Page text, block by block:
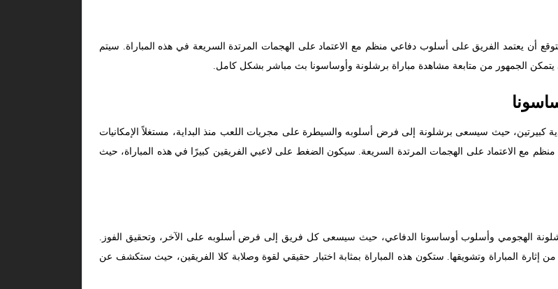
أن يعتمد الفريق على أسلوب دفاعي منظم مع الاعتماد على الهجمات المرتدة السريعة في هذه المباراة. سيتم
يتمكن الجمهور من متابعة مشاهدة مباراة برشلونة وأوساسونا بث مباشر بشكل كامل.
كبيرتين، حيث سيسعى برشلونة إلى فرض أسلوبه والسيطرة على مجريات اللعب منذ البداية، مستغلاً الإمكانيات
منظم مع الاعتماد على الهجمات المرتدة السريعة. سيكون الضغط على لاعبي الفريقين كبيرًا في هذه المباراة، حيث
الهجومي وأسلوب أوساسونا الدفاعي، حيث سيسعى كل فريق إلى فرض أسلوبه على الآخر، وتحقيق الفوز.
إثارة المباراة وتشويقها. ستكون هذه المباراة بمثابة اختبار حقيقي لقوة وصلابة كلا الفريقين، حيث ستكشف عن